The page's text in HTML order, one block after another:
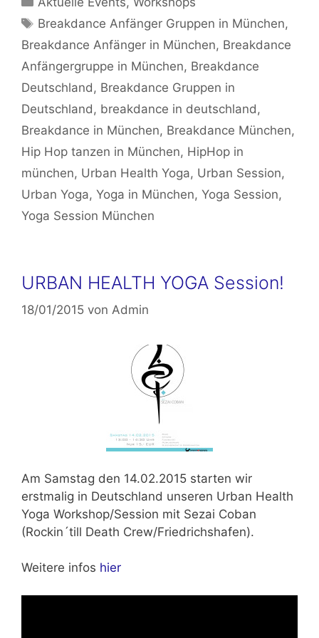
Schlagwörter
Breakdance Anfänger Gruppen in München,
Breakdance Anfänger in München, Breakdance
Anfängergruppe in München, Breakdance
Deutschland , Breakdance Gruppen in
Deutschland , breakdance in deutschland ,
Breakdance in München, Breakdance München,
Hip Hop tanzen in München, HipHop in
münchen, Urban Health Yoga, Urban Session,
Urban Yoga, Yoga in München, Yoga Session,
Yoga Session München
URBAN HEALTH YOGA Session!
18/01/2015 von Admin
Am Samstag den 14.02.2015 starten wir
erstmalig in Deutschland unseren Urban Health
Yoga Workshop/Session mit Sezai Coban
(Rockin´till Death Crew/Friedrichshafen).
Weitere infos hier